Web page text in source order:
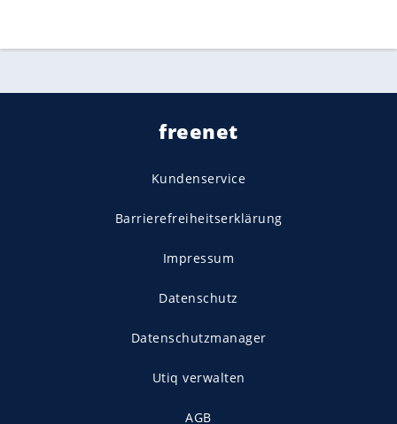
freenet
Kundenservice
Barrierefreiheitserklärung
Impressum
Datenschutz
Datenschutzmanager
Utiq verwalten
AGB